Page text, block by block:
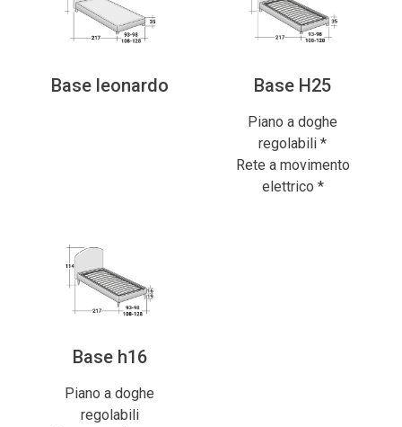
Base leonardo Base H25
Piano a doghe
regolabili *
Rete a movimento
elettrico *
Base h16
Piano a doghe
regolabili